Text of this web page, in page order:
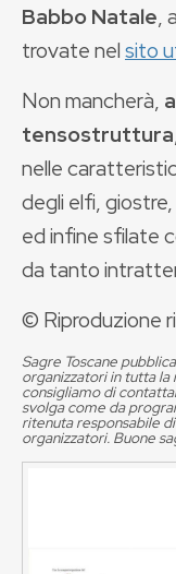
Babbo Natale,
trovate nelsito
Non mancherà,
tensostruttura
nelle
degli elfi,
ed infine sfilate
da tanto
© Riproduzione
Sagre Toscane
organizzatori in tutta
consigliamo di
svolga come da
ritenuta responsabile
organizzatori. Buone